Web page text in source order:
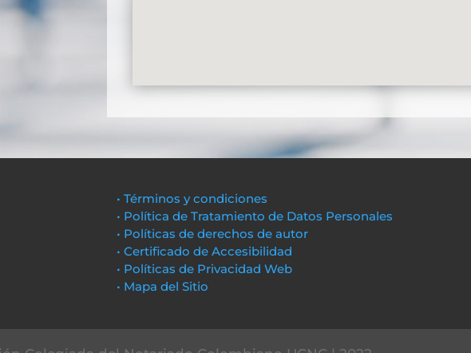
• Términos y condiciones
• Política de Tratamiento de Datos Personales
• Políticas de derechos de autor
• Certificado de Accesibilidad
• Políticas de Privacidad Web
• Mapa del Sitio